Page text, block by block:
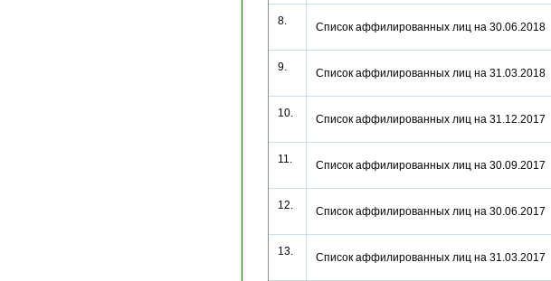
8. Список аффилированных лиц на 30.06.2018
9. Список аффилированных лиц на 31.03.2018
10. Список аффилированных лиц на 31.12.2017
11. Список аффилированных лиц на 30.09.2017
12. Список аффилированных лиц на 30.06.2017
13. Список аффилированных лиц на 31.03.2017